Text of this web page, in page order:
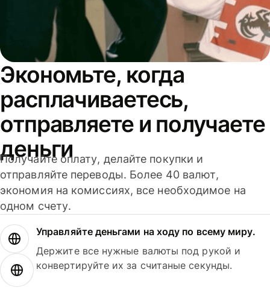
Экономьте, когда
расплачиваетесь,
отправляете и получаете
деньги
Получайте оплату, делайте покупки и
отправляйте переводы. Более 40 валют,
экономия на комиссиях, все необходимое на
одном счету.
Управляйте деньгами на ходу по всему миру.
Держите все нужные валюты под рукой и
конвертируйте их за считаные секунды.